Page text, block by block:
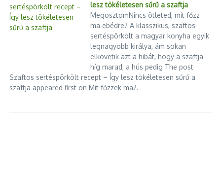
lesz tökéletesen sűrű a szaftja
MegosztomNincs ötleted, mit főzz
ma ebédre? A klasszikus, szaftos
sertéspörkölt a magyar konyha egyik
legnagyobb királya, ám sokan
elkövetik azt a hibát, hogy a szaftja
híg marad, a hús pedig The post
Szaftos sertéspörkölt recept – Így lesz tökéletesen sűrű a
szaftja appeared first on Mit főzzek ma?.